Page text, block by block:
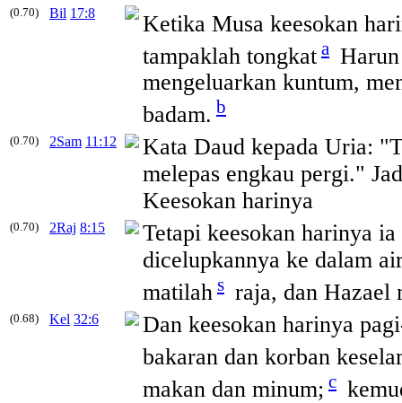
(0.70) Bil 17:8 Ketika Musa keesokan
tampaklah tongkat a
mengeluarkan kuntum,
badam. b
(0.70) 2Sam 11:12
Kata Daud kepada Uria:
melepas engkau pergi."
Keesokan harinya
(0.70) 2Raj 8:15 Tetapi keesokan harinya ia
dicelupkannya ke dalam
matilah s raja, dan Hazael
(0.68) Kel 32:6 Dan keesokan harinya
bakaran dan korban
makan dan minum; c